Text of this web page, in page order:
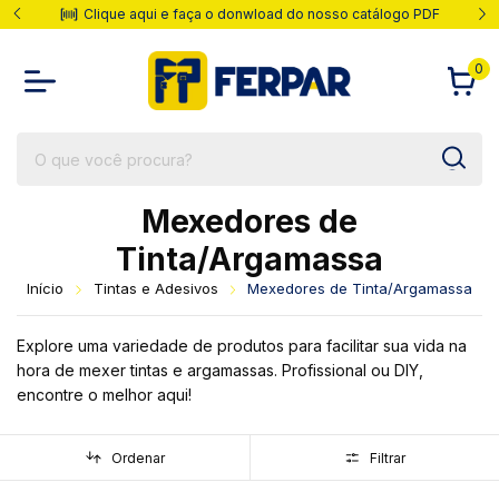
Clique aqui e faça o donwload do nosso catálogo PDF
0
Mexedores de
Tinta/Argamassa
Início Tintas e Adesivos Mexedores de Tinta/Argamassa
Explore uma variedade de produtos para facilitar sua vida na
hora de mexer tintas e argamassas. Profissional ou DIY,
encontre o melhor aqui!
Ordenar Filtrar